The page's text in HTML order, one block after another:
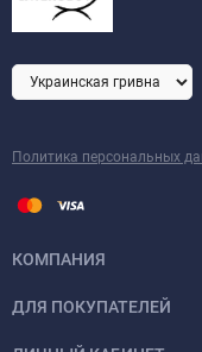
Политика персональных
КОМПАНИЯ
ДЛЯ ПОКУПАТЕЛЕЙ